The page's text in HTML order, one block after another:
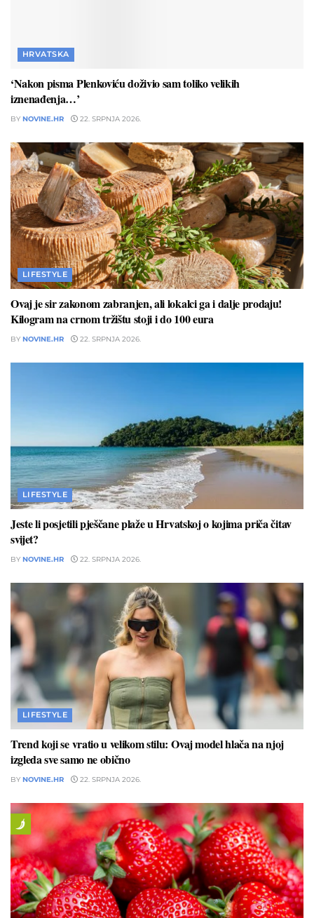
HRVATSKA
‘Nakon pisma Plenkoviću doživio sam toliko velikih
iznenađenja…’
BY NOVINE.HR 22. SRPNJA 2026.
LIFESTYLE
Ovaj je sir zakonom zabranjen, ali lokalci ga i dalje prodaju!
Kilogram na crnom tržištu stoji i do 100 eura
BY NOVINE.HR 22. SRPNJA 2026.
LIFESTYLE
Jeste li posjetili pješčane plaže u Hrvatskoj o kojima priča čitav
svijet?
BY NOVINE.HR 22. SRPNJA 2026.
LIFESTYLE
Trend koji se vratio u velikom stilu: Ovaj model hlača na njoj
izgleda sve samo ne obično
BY NOVINE.HR 22. SRPNJA 2026.